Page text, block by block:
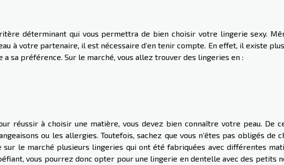
déterminant qui vous permettra de bien choisir votre lingerie sexy.
à votre partenaire, il est nécessaire d’en tenir compte. En effet, il existe
a sa préférence. Sur le marché, vous allez trouver des lingeries en :
réussir à choisir une matière, vous devez bien connaître votre peau. De
ou les allergies. Toutefois, sachez que vous n’êtes pas obligés de
sur le marché plusieurs lingeries qui ont été fabriquées avec différentes
vous pourrez donc opter pour une lingerie en dentelle avec des petits